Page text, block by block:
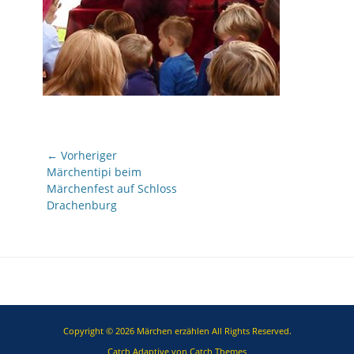
Beitragsnavigation
← Vorheriger
Vorheriger
Beitrag:
Märchentipi beim
Märchenfest auf Schloss
Drachenburg
Copyright © 2026 Märchen erzählen All Rights Reserved.
Catch Adaptive von Catch Themes